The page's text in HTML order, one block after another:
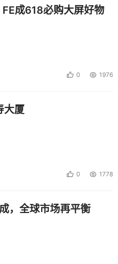
成618必购大屏好物
0 1976
大厦
0 1778
，全球市场再平衡